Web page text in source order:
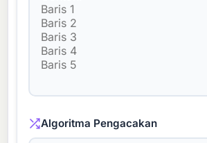
Algoritma Pengacakan